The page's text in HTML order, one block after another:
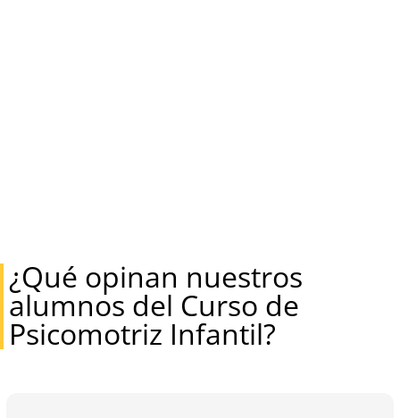
¿Qué opinan nuestros
alumnos del Curso de
Psicomotriz Infantil?